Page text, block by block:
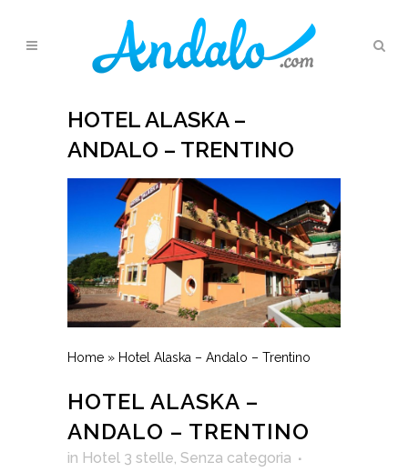
HOTEL ALASKA –
ANDALO – TRENTINO
Home » Hotel Alaska – Andalo – Trentino
HOTEL ALASKA –
ANDALO – TRENTINO
in Hotel 3 stelle, Senza categoria